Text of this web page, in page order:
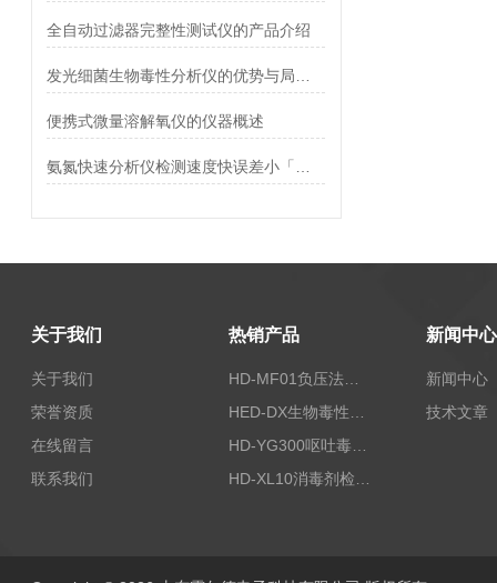
全自动过滤器完整性测试仪的产品介绍
便携式微量溶解氧仪的仪器概述
关于我们
关于我们
荣誉资质
在线留言
联系我们
热销产品
HD-MF01负压法密封性测试仪
新闻中心
新闻中心
技术文章